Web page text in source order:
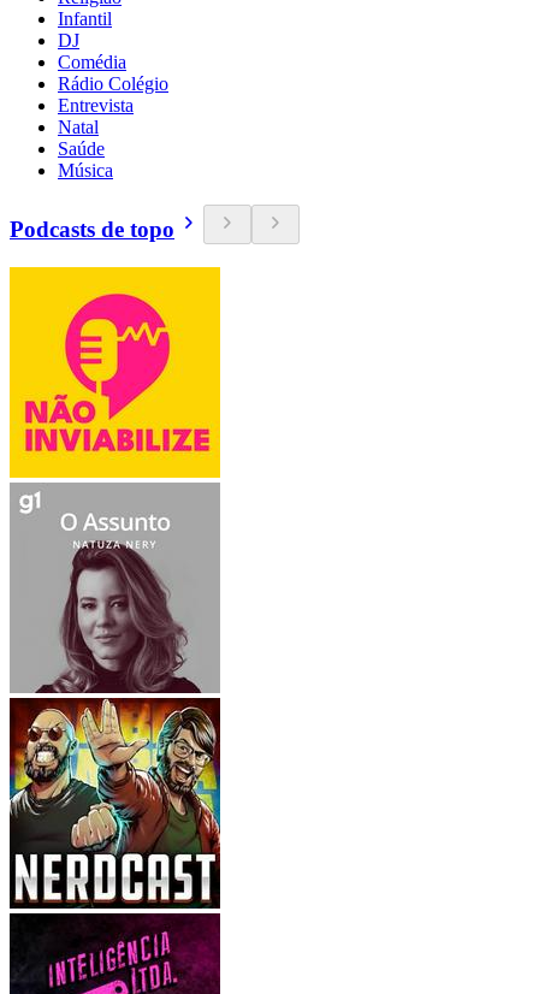
Infantil
DJ
Comédia
Rádio Colégio
Entrevista
Natal
Saúde
Música
Podcasts de topo